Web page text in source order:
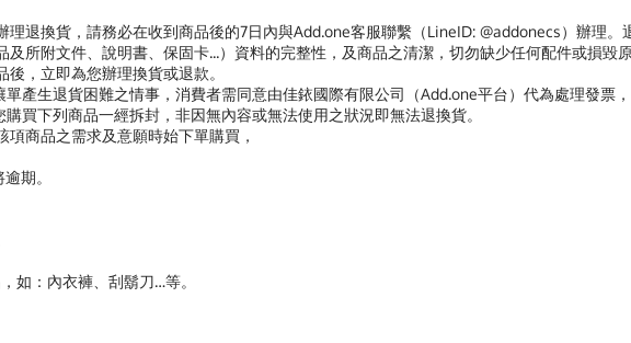
理退換貨，請務必在收到商品後的7日內與Add.one客服聯繫（LineID: @addonecs）辦理
及所附文件、說明書、保固卡...）資料的完整性，及商品之清潔，切勿缺少任何配件或損
，立即為您辦理換貨或退款。
產生退貨困難之情事，消費者需同意由佳銥國際有限公司（Add.one平台）代為處理發票，
買下列商品一經拆封，非因無內容或無法使用之狀況即無法退換貨。
商品之需求及意願時始下單購買，
期。
如：內衣褲、刮鬍刀…等。